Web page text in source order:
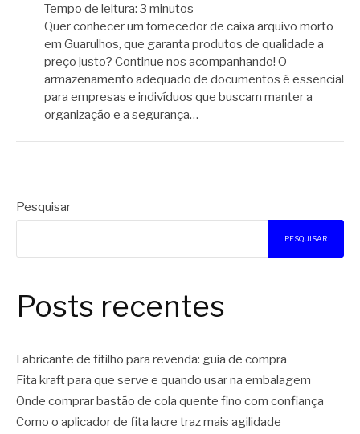
Tempo de leitura: 3 minutos
Quer conhecer um fornecedor de caixa arquivo morto
em Guarulhos, que garanta produtos de qualidade a
preço justo? Continue nos acompanhando! O
armazenamento adequado de documentos é essencial
para empresas e indivíduos que buscam manter a
organização e a segurança…
Pesquisar
PESQUISAR
Posts recentes
Fabricante de fitilho para revenda: guia de compra
Fita kraft para que serve e quando usar na embalagem
Onde comprar bastão de cola quente fino com confiança
Como o aplicador de fita lacre traz mais agilidade